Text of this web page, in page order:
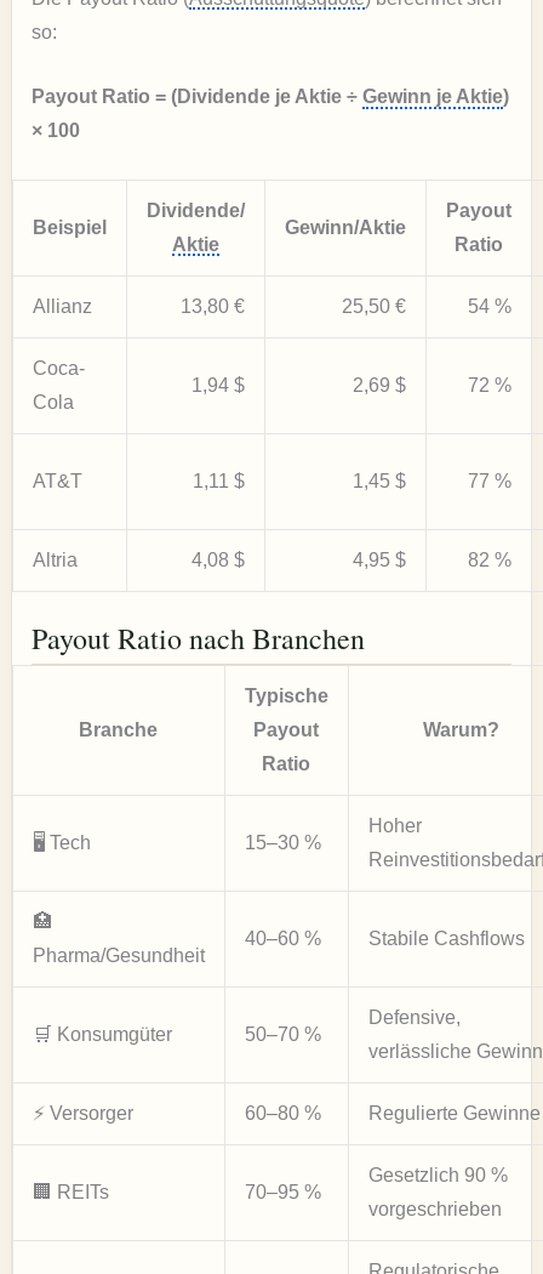
so:
Payout Ratio = (Dividende je Aktie ÷ Gewinn je Aktie)
× 100
Beispiel
Dividende/
Aktie
Gewinn/Aktie
Payout
Ratio
Allianz 13,80 € 25,50 € 54 %
Coca-
Cola
1,94 $ 2,69 $ 72 %
AT&T 1,11 $ 1,45 $ 77 %
Altria 4,08 $ 4,95 $ 82 %
Payout Ratio nach Branchen
Branche
Typische
Payout
Ratio
Warum?
🖥️ Tech 15–30 %
Hoher
🏥
Pharma/Gesundheit
40–60 % Stabile Cashflows
🛒 Konsumgüter 50–70 %
Defensive,
verlässliche
⚡ Versorger 60–80 % Regulierte Gewinne
🏢 REITs 70–95 %
Gesetzlich 90 %
vorgeschrieben